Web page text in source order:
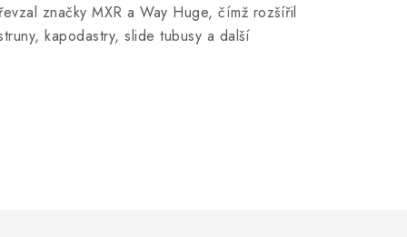
značky MXR a Way Huge, čímž rozšířil
kapodastry, slide tubusy a další